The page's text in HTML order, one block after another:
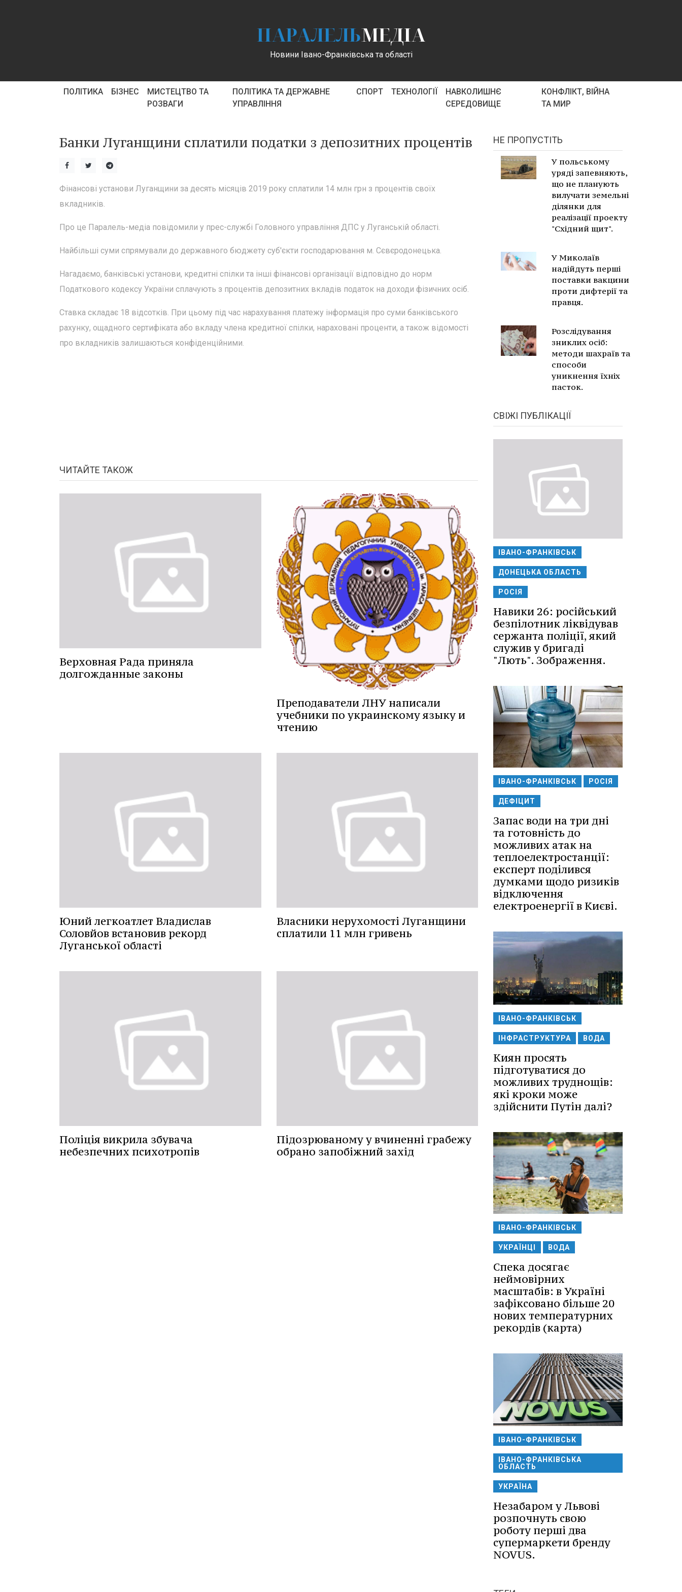
ПАРАЛЕЛЬМЕДІА
Новини Івано-Франківська та області
ПОЛІТИКА БІЗНЕС
МИСТЕЦТВО ТА
РОЗВАГИ
ПОЛІТИКА ТА ДЕРЖАВНЕ
УПРАВЛІННЯ
СПОРТ ТЕХНОЛОГІЇ
НАВКОЛИШНЄ
СЕРЕДОВИЩЕ
КОНФЛІКТ, ВІЙНА
ТА МИР
Банки Луганщини сплатили податки з депозитних процентів
Фінансові установи Луганщини за десять місяців 2019 року сплатили 14 млн грн з процентів своїх
вкладників.
Про це Паралель-медіа повідомили у прес-службі Головного управління ДПС у Луганській області.
Найбільші суми спрямували до державного бюджету суб'єкти господарювання м. Сєвєродонецька.
Нагадаємо, банківські установи, кредитні спілки та інші фінансові організації відповідно до норм
Податкового кодексу України сплачують з процентів депозитних вкладів податок на доходи фізичних осіб.
Ставка складає 18 відсотків. При цьому під час нарахування платежу інформація про суми банківського
рахунку, ощадного сертифіката або вкладу члена кредитної спілки, нараховані проценти, а також відомості
про вкладників залишаються конфіденційними.
ЧИТАЙТЕ ТАКОЖ
Верховная Рада приняла
долгожданные законы
Преподаватели ЛНУ написали
учебники по украинскому языку и
чтению
Юний легкоатлет Владислав
Соловйов встановив рекорд
Луганської області
Власники нерухомості Луганщини
сплатили 11 млн гривень
Поліція викрила збувача
небезпечних психотропів
Підозрюваному у вчиненні грабежу
обрано запобіжний захід
НЕ ПРОПУСТІТЬ
У польському
уряді запевняють,
що не планують
вилучати земельні
ділянки для
реалізації проекту
"Східний щит".
У Миколаїв
надійдуть перші
поставки вакцини
проти дифтерії та
правця.
Розслідування
зниклих осіб:
методи шахраїв та
способи
уникнення їхніх
пасток.
СВІЖІ ПУБЛІКАЦІЇ
ІВАНО-ФРАНКІВСЬК
ДОНЕЦЬКА ОБЛАСТЬ
РОСІЯ
Навики 26: російський
безпілотник ліквідував
сержанта поліції, який
служив у бригаді
"Лють". Зображення.
ІВАНО-ФРАНКІВСЬК РОСІЯ
ДЕФІЦИТ
Запас води на три дні
та готовність до
можливих атак на
теплоелектростанції:
експерт поділився
думками щодо ризиків
відключення
електроенергії в Києві.
ІВАНО-ФРАНКІВСЬК
ІНФРАСТРУКТУРА ВОДА
Киян просять
підготуватися до
можливих труднощів:
які кроки може
здійснити Путін далі?
ІВАНО-ФРАНКІВСЬК
УКРАЇНЦІ ВОДА
Спека досягає
неймовірних
масштабів: в Україні
зафіксовано більше 20
нових температурних
рекордів (карта)
ІВАНО-ФРАНКІВСЬК
ІВАНО-ФРАНКІВСЬКА
ОБЛАСТЬ
УКРАЇНА
Незабаром у Львові
розпочнуть свою
роботу перші два
супермаркети бренду
NOVUS.